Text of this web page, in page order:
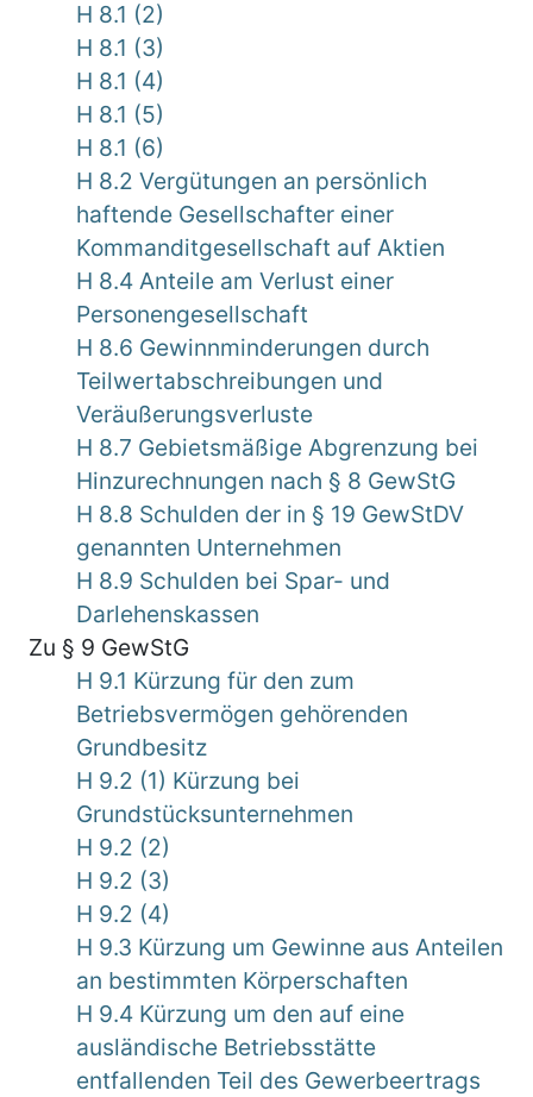
H 8.1 (2)
H 8.1 (3)
H 8.1 (4)
H 8.1 (5)
H 8.1 (6)
H 8.2 Vergütungen an persönlich
haftende Gesellschafter einer
Kommanditgesellschaft auf Aktien
H 8.4 Anteile am Verlust einer
Personengesellschaft
H 8.6 Gewinnminderungen durch
Teilwertabschreibungen und
Veräußerungsverluste
H 8.7 Gebietsmäßige Abgrenzung bei
Hinzurechnungen nach § 8 GewStG
H 8.8 Schulden der in § 19 GewStDV
genannten Unternehmen
H 8.9 Schulden bei Spar- und
Darlehenskassen
Zu § 9 GewStG
H 9.1 Kürzung für den zum
Betriebsvermögen gehörenden
Grundbesitz
H 9.2 (1) Kürzung bei
Grundstücksunternehmen
H 9.2 (2)
H 9.2 (3)
H 9.2 (4)
H 9.3 Kürzung um Gewinne aus Anteilen
an bestimmten Körperschaften
H 9.4 Kürzung um den auf eine
ausländische Betriebsstätte
entfallenden Teil des Gewerbeertrags